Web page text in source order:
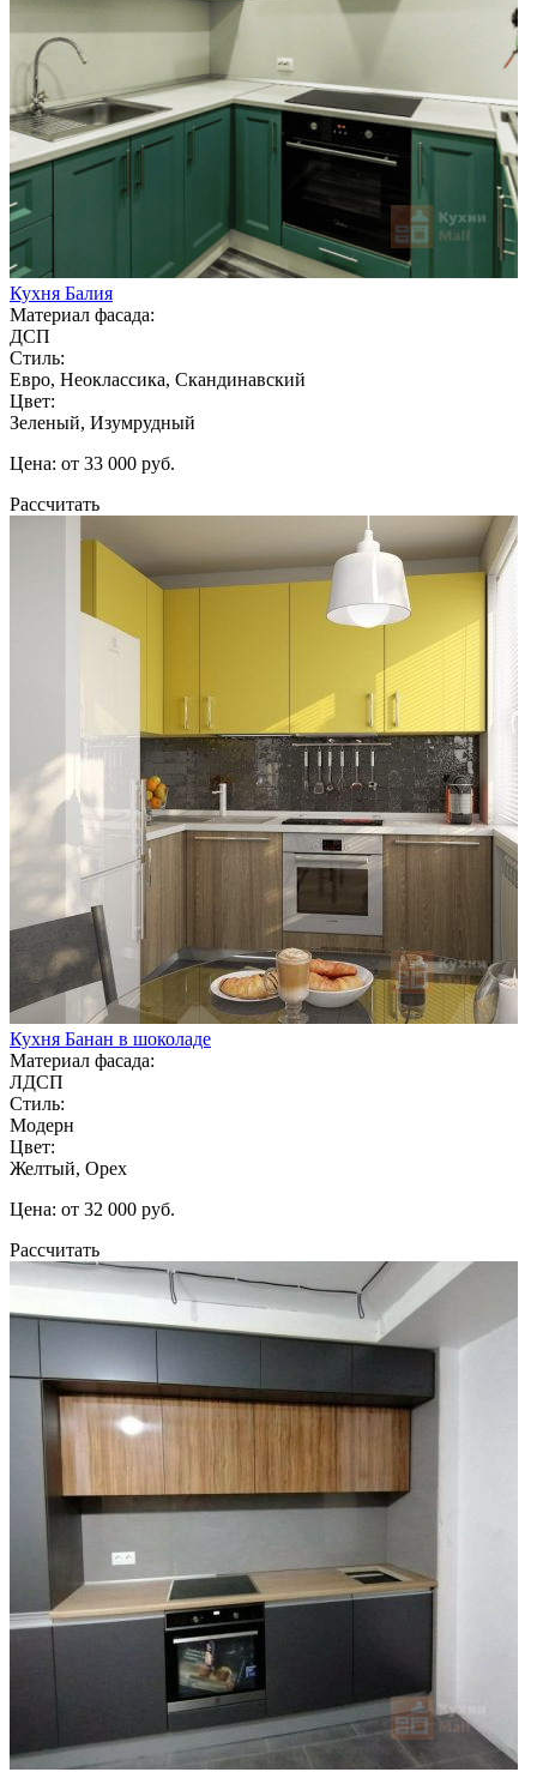
Кухня Балия
Материал фасада:
ДСП
Стиль:
Евро, Неоклассика, Скандинавский
Цвет:
Зеленый, Изумрудный
Цена: от 33 000 руб.
Рассчитать
Кухня Банан в шоколаде
Материал фасада:
ЛДСП
Стиль:
Модерн
Цвет:
Желтый, Орех
Цена: от 32 000 руб.
Рассчитать